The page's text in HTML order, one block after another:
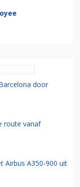
door
route vanaf
Airbus A350-900 uit